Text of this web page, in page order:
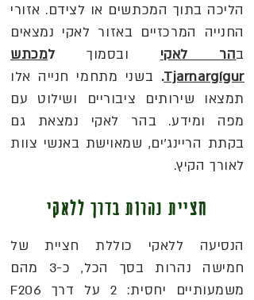
הליכה בתוך המכתשים או לצידם. אזורי
החנייה המרכזיים באזור לאקי נמצאים
בהר לאקי ובסמוך למכתש
Tjarnargígur
. בשני מתחמי חנייה אלו
תמצאו שירותים ציבוריים ושילוט עם
מפה ומידע. בהר לאקי נמצאת גם
בקתת הריינג'ים, שמאוישת באנשי צוות
לאורך הקיץ.
חציית נהרות בדרך ללאקי
הנסיעה ללאקי כוללת חציית של
חמישה נהרות בסך הכל, כ-3 מהם
משמעותיים יחסית: 2 על דרך F206